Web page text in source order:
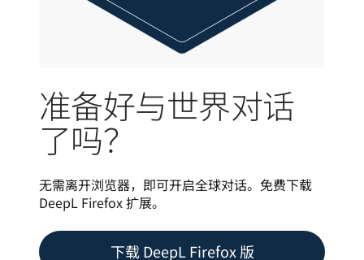
准备好与世界对话
了吗？
无需离开浏览器，即可开启全球对话。免费下载
DeepL Firefox 扩展。
下载 DeepL Firefox 版